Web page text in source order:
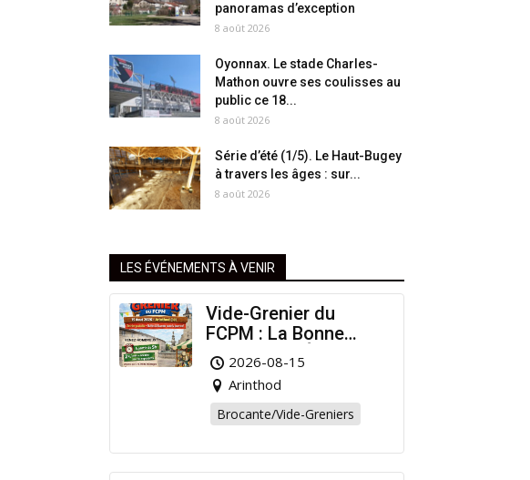
panoramas d’exception
8 août 2026
Oyonnax. Le stade Charles-
Mathon ouvre ses coulisses au
public ce 18...
8 août 2026
Série d’été (1/5). Le Haut-Bugey
à travers les âges : sur...
8 août 2026
LES ÉVÉNEMENTS À VENIR
Vide-Grenier du
FCPM : La Bonne
Affaire de l’Été à
Arinthod !
2026-08-15
Arinthod
Brocante/Vide-Greniers